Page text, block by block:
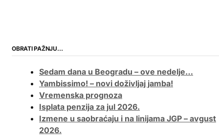
OBRATI PAŽNJU…
Sedam dana u Beogradu – ove nedelje…
Yambissimo! – novi doživljaj jamba!
Vremenska prognoza
Isplata penzija za jul 2026.
Izmene u saobraćaju i na linijama JGP – avgust
2026.